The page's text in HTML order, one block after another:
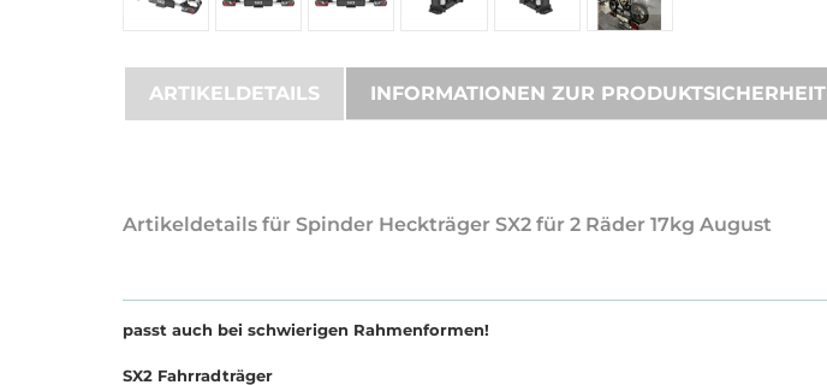
ARTIKELDETAILS INFORMATIONEN ZUR PRODUKTSICHERHEIT
Artikeldetails für Spinder Heckträger SX2 für 2 Räder 17kg August
passt auch bei schwierigen Rahmenformen!
SX2 Fahrradträger